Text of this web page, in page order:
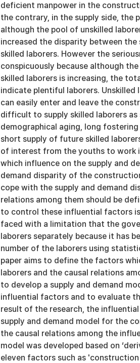
deficient manpower in the
the contrary, in the supply side, the
although the pool of unskilled
increased the disparity between
skilled laborers. However the
conspicuously because although
skilled laborers is increasing, the
indicate plentiful laborers. Unskilled
can easily enter and leave the
difficult to supply skilled laborers as
demographical aging, long
short supply of future skilled
of interest from the youths to work
which influence on the supply and
demand disparity of the
cope with the supply and demand
relations among them should be
to control these influential factors
faced with a limitation that the
laborers separately because it has
number of the laborers using
paper aims to define the factors
laborers and the causal relations
to develop a supply and demand
influential factors and to evaluate
result of the research, the
supply and demand model for the
the causal relations among the
model was developed based on
eleven factors such as